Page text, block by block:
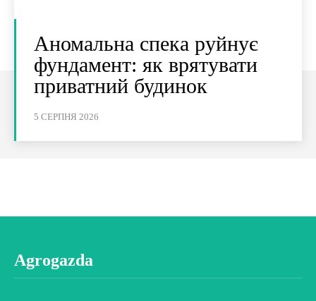
Аномальна спека руйнує
фундамент: як врятувати
приватний будинок
5 СЕРПНЯ 2026
Agrogazda